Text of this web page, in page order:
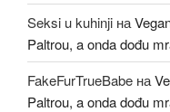
Seksi u kuhinji на
Paltrou, a onda dođu
FakeFurTrueBabe на
Paltrou, a onda dođu